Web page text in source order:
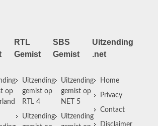
op
RTL
Gemist
Uitzending
gemist op
RTL 4
Uitzending
SBS
Gemist
Uitzending
gemist op
NET 5
Uitzending
Uitzending
.net
Home
Privacy
Contact
Disclaimer